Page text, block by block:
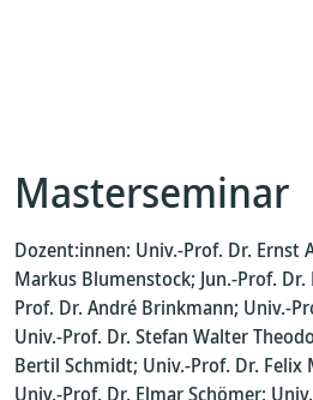
Masterseminar
Dozent:innen: Univ.-Prof. Dr. Ernst
Markus Blumenstock; Jun.-Prof.
Prof. Dr. André Brinkmann; Univ.-
Univ.-Prof. Dr. Stefan Walter
Bertil Schmidt; Univ.-Prof. Dr. Felix
Univ.-Prof. Dr. Elmar Schömer;